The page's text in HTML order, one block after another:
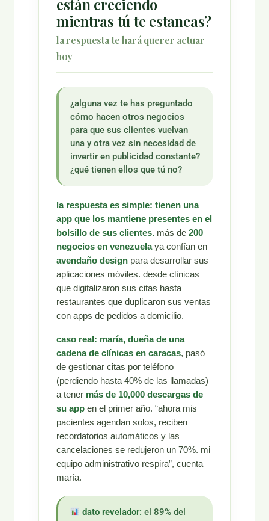
están creciendo
mientras tú te estancas?
la respuesta te hará querer actuar
hoy
¿alguna vez te has preguntado
cómo hacen otros negocios
para que sus clientes vuelvan
una y otra vez sin necesidad de
invertir en publicidad constante?
¿qué tienen ellos que tú no?
la respuesta es simple: tienen una
app que los mantiene presentes en el
bolsillo de sus clientes.más de 200
negocios en venezuelaya confían en
avendaño designpara desarrollar sus
aplicaciones móviles. desde clínicas
que digitalizaron sus citas hasta
restaurantes que duplicaron sus ventas
con apps de pedidos a domicilio.
caso real: maría, dueña de una
cadena de clínicas en caracas, pasó
de gestionar citas por teléfono
(perdiendo hasta 40% de las llamadas)
a tener más de 10,000 descargas de
su appen el primer año. “ahora mis
pacientes agendan solos, reciben
recordatorios automáticos y las
cancelaciones se redujeron un 70%. mi
equipo administrativo respira”, cuenta
maría.
dato revelador: el 89% del